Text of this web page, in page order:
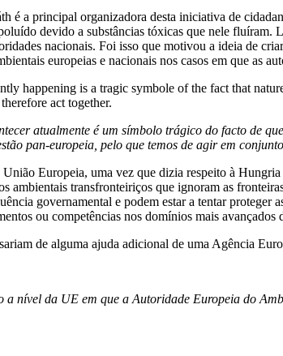
é a principal organizadora desta iniciativa de
devido a substâncias tóxicas que nele
nacionais. Foi isso que motivou a ideia de
europeias e nacionais nos casos em que as
atualmente é um símbolo trágico do facto de
pan-europeia, pelo que temos de agir em
União Europeia, uma vez que dizia respeito à
ambientais transfronteiriços que ignoram as
governamental e podem estar a tentar
ou competências nos domínios mais avançados
de alguma ajuda adicional de uma Agência
a nível da UE em que a Autoridade Europeia do